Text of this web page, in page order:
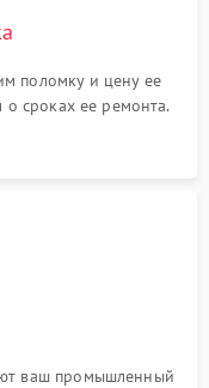
поломку и цену ее
сроках ее ремонта.
ваш промышленный